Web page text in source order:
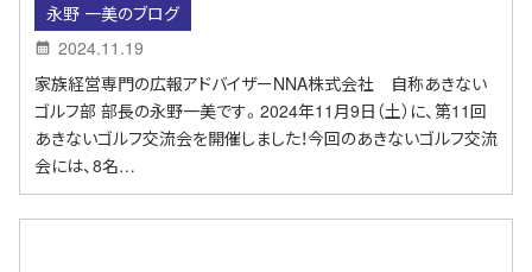
永野 一美のブログ
2024.11.19
家族経営専門の広報アドバイザーNNA株式会社 自称あきない
ゴルフ部 部長の永野一美です。2024年11月9日（土）に、第11回
あきないゴルフ交流会を開催しました！今回のあきないゴルフ交流
会には、8名…